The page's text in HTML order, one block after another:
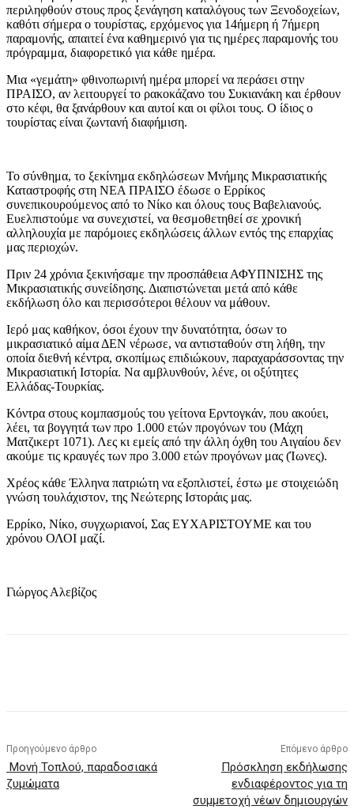
περιληφθούν στους προς ξενάγηση καταλόγους των Ξενοδοχείων,
καθότι σήμερα ο τουρίστας, ερχόμενος για 14ήμερη ή 7ήμερη
παραμονής, απαιτεί ένα καθημερινό για τις ημέρες παραμονής του
πρόγραμμα, διαφορετικό για κάθε ημέρα.
Μια «γεμάτη» φθινοπωρινή ημέρα μπορεί να περάσει στην
ΠΡΑΙΣΟ, αν λειτουργεί το ρακοκάζανο του Συκιανάκη και έρθουν
στο κέφι, θα ξανάρθουν και αυτοί και οι φίλοι τους. Ο ίδιος ο
τουρίστας είναι ζωντανή διαφήμιση.
Το σύνθημα, το ξεκίνημα εκδηλώσεων Μνήμης Μικρασιατικής
Καταστροφής στη ΝΕΑ ΠΡΑΙΣΟ έδωσε ο Ερρίκος
συνεπικουρούμενος από το Νίκο και όλους τους Βαβελιανούς.
Ευελπιστούμε να συνεχιστεί, να θεσμοθετηθεί σε χρονική
αλληλουχία με παρόμοιες εκδηλώσεις άλλων εντός της επαρχίας
μας περιοχών.
Πριν 24 χρόνια ξεκινήσαμε την προσπάθεια ΑΦΥΠΝΙΣΗΣ της
Μικρασιατικής συνείδησης. Διαπιστώνεται μετά από κάθε
εκδήλωση όλο και περισσότεροι θέλουν να μάθουν.
Ιερό μας καθήκον, όσοι έχουν την δυνατότητα, όσων το
μικρασιατικό αίμα ΔΕΝ νέρωσε, να αντισταθούν στη λήθη, την
οποία διεθνή κέντρα, σκοπίμως επιδιώκουν, παραχαράσσοντας την
Μικρασιατική Ιστορία. Να αμβλυνθούν, λένε, οι οξύτητες
Ελλάδας-Τουρκίας.
Κόντρα στους κομπασμούς του γείτονα Ερντογκάν, που ακούει,
λέει, τα βογγητά των προ 1.000 ετών προγόνων του (Μάχη
Ματζικερτ 1071). Λες κι εμείς από την άλλη όχθη του Αιγαίου δεν
ακούμε τις κραυγές των προ 3.000 ετών προγόνων μας (Ίωνες).
Χρέος κάθε Έλληνα πατριώτη να εξοπλιστεί, έστω με στοιχειώδη
γνώση τουλάχιστον, της Νεώτερης Ιστοράις μας.
Ερρίκο, Νίκο, συγχωριανοί, Σας ΕΥΧΑΡΙΣΤΟΥΜΕ και του
χρόνου ΟΛΟΙ μαζί.
Γιώργος Αλεβίζος
Προηγούμενο άρθρο
Μονή Τοπλού, παραδοσιακά
ζυμώματα
Επόμενο άρθρο
Πρόσκληση εκδήλωσης
ενδιαφέροντος για τη
συμμετοχή νέων δημιουργών